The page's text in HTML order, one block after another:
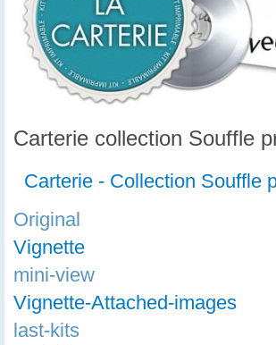
Carterie collection Souffle
Carterie - Collection Souffle
Original
Vignette
mini-view
Vignette-Attached-images
last-kits